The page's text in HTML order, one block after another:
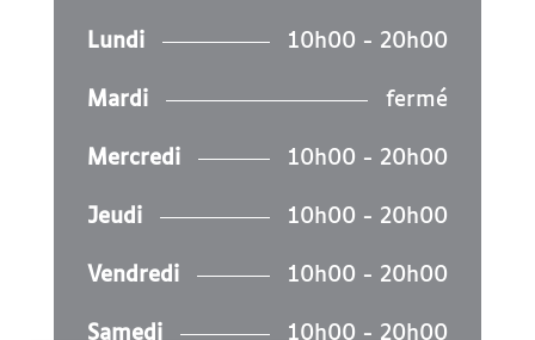
Lundi 10h00 - 20h00
Mardi fermé
Mercredi 10h00 - 20h00
Jeudi 10h00 - 20h00
Vendredi 10h00 - 20h00
Samedi 10h00 - 20h00